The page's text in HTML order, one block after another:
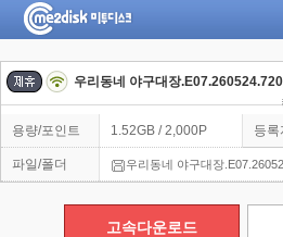
용량/포인트 1.52GB / 2,000P 등록
파일/폴더 우리동네 야구대장
고속다운로드